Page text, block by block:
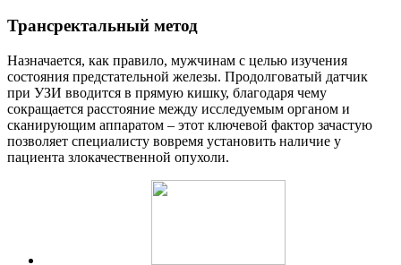
Трансректальный метод
Назначается, как правило, мужчинам с целью изучения
состояния предстательной железы. Продолговатый датчик
при УЗИ вводится в прямую кишку, благодаря чему
сокращается расстояние между исследуемым органом и
сканирующим аппаратом – этот ключевой фактор зачастую
позволяет специалисту вовремя установить наличие у
пациента злокачественной опухоли.